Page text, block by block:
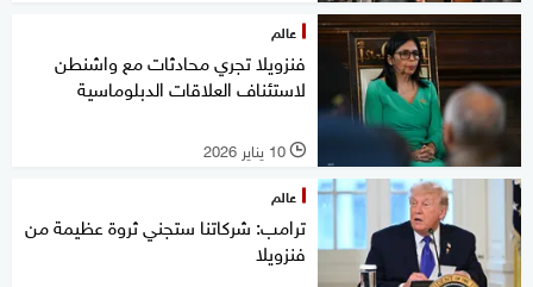
عالم
فنزويلا تجري محادثات مع واشنطن
لاستئناف العلاقات الدبلوماسية
l 10 يناير 2026
عالم
ترامب: شركاتنا ستجني ثروة عظيمة من
فنزويلا